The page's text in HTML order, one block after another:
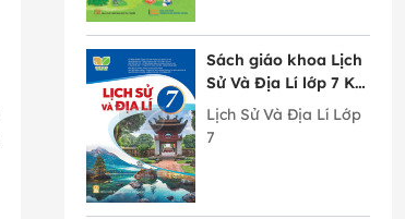
Sách giáo khoa Lịch
Sử Và Địa Lí lớp 7 Kết
Nối Tri Thức Với
Cuộc Sống
Lịch Sử Và Địa Lí Lớp
7